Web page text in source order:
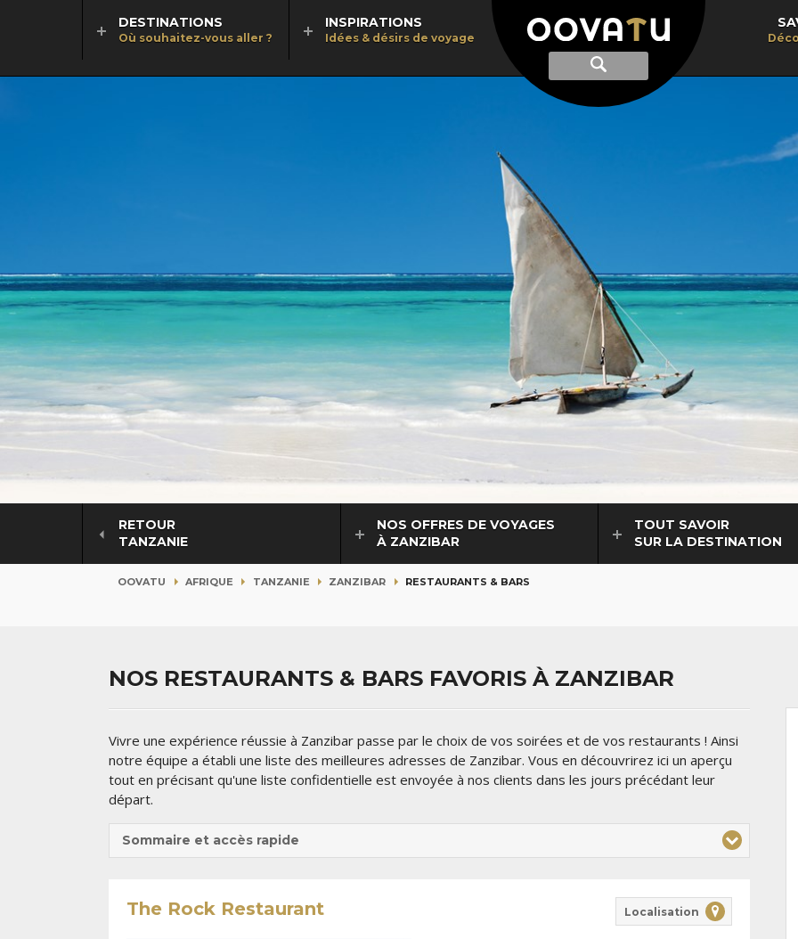
Afficher
recherche
Recherche
DESTINATIONS
Où souhaitez-vous aller ?
INSPIRATIONS
Idées & désirs de voyage
RETOUR
TANZANIE
NOS OFFRES DE VOYAGES
À ZANZIBAR
TOUT SAVOIR
SUR LA DESTINATION
OOVATU AFRIQUE TANZANIE ZANZIBAR RESTAURANTS & BARS
NOS RESTAURANTS & BARS FAVORIS À ZANZIBAR
Vivre une expérience réussie à Zanzibar passe par le choix de vos soirées et de vos restaurants ! Ainsi
notre équipe a établi une liste des meilleures adresses de Zanzibar. Vous en découvrirez ici un aperçu
tout en précisant qu'une liste confidentielle est envoyée à nos clients dans les jours précédant leur
départ.
Sommaire et accès rapide
The Rock Restaurant Localisation